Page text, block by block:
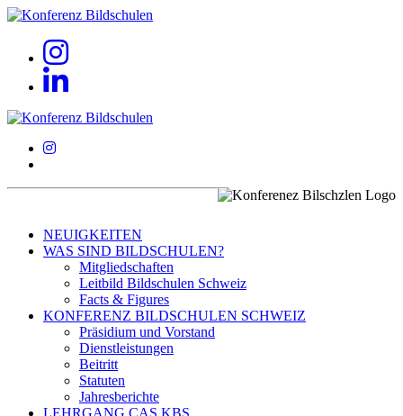
NEUIGKEITEN
WAS SIND BILDSCHULEN?
Mitgliedschaften
Leitbild Bildschulen Schweiz
Facts & Figures
KONFERENZ BILDSCHULEN SCHWEIZ
Präsidium und Vorstand
Dienstleistungen
Beitritt
Statuten
Jahresberichte
LEHRGANG CAS KBS